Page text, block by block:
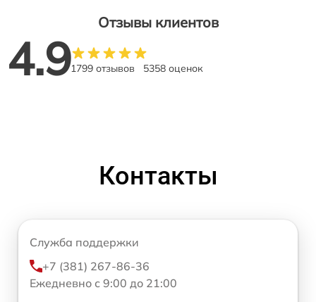
Отзывы клиентов
4.91799 отзывов 5358 оценок
Контакты
Служба поддержки
+7 (381) 267-86-36
Ежедневно с 9:00 до 21:00